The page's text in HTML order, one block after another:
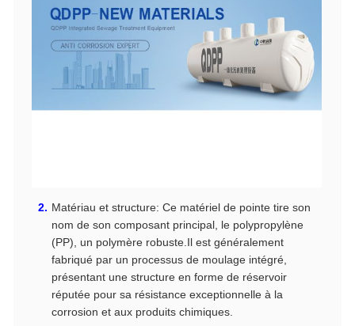
Matériau et structure: Ce matériel de pointe tire son
nom de son composant principal, le polypropylène
(PP), un polymère robuste.Il est généralement
fabriqué par un processus de moulage intégré,
présentant une structure en forme de réservoir
réputée pour sa résistance exceptionnelle à la
corrosion et aux produits chimiques.